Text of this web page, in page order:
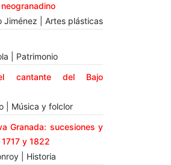
Jiménez | Artes plásticas
| Patrimonio
cantante del Bajo
| Música y folclor
Granada: sucesiones y
y 1822
| Historia